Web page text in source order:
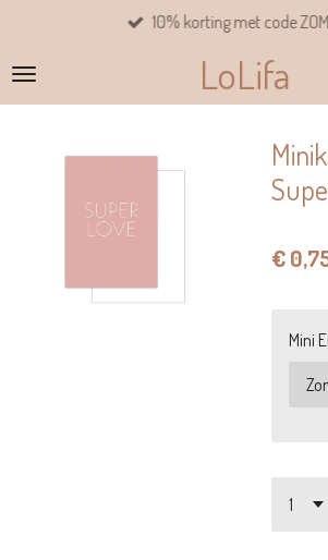
naar
de
LoLifa
10% korting met code
€
Mini